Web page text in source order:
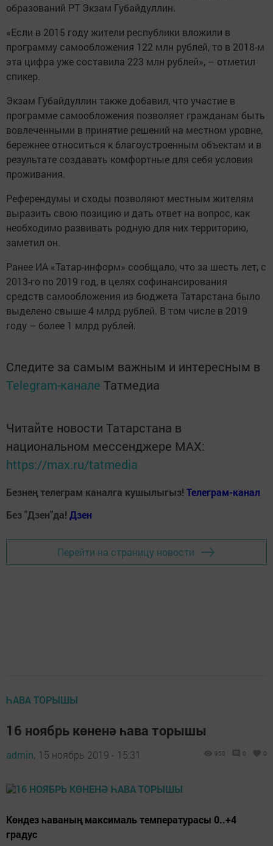
образований РТ Экзам Губайдуллин.
«Если в 2015 году жители республики вложили в
программу самообложения 122 млн рублей, то в 2018-м
эта цифра уже составила 223 млн рублей», – отметил
спикер.
Экзам Губайдуллин также добавил, что участие в
программе самообложения позволяет гражданам быть
вовлеченными в принятие решений на местном уровне,
бережнее относиться к благоустроенным объектам и в
результате создавать комфортные для себя условия
проживания.
Референдумы и сходы позволяют местным жителям
выразить свою позицию и дать ответ на вопрос, как
необходимо развивать родную для них территорию,
заметил он.
Ранее ИА «Татар-информ» сообщало, что за шесть лет, с
2013-го по 2019 год, в целях софинансирования
средств самообложения из бюджета Татарстана было
выделено свыше 4 млрд рублей. В том числе в 2019
году – более 1 млрд рублей.
Следите за самым важным и интересным в
Telegram-канале Татмедиа
Читайте новости Татарстана в
национальном мессенджере MАХ:
https://max.ru/tatmedia
Безнең телеграм каналга кушылыгыз! Телеграм-канал
Без "Дзен"да! Дзен
Перейти на страницу новости
ҺАВА ТОРЫШЫ
16 ноябрь көненә һава торышы
admin, 15 ноябрь 2019 - 15:31 950 0 0
Көндез һаваның максималь температурасы 0..+4
градус